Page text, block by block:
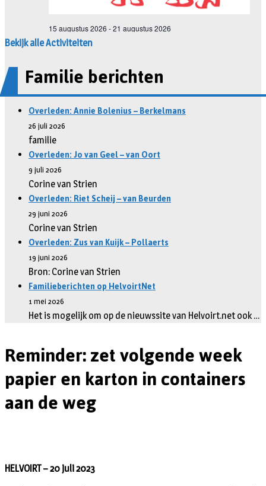
Bekijk alle Activiteiten
Familie berichten
Overleden: Annie Bolenius – Berkelmans
26 juli 2026
familie
Overleden: Jo van Geel – van Oort
9 juli 2026
Corine van Strien
Overleden: Riet Scheij – van Beurden
29 juni 2026
Corine van Strien
Overleden: Zus van Kuijk – Pollaerts
19 juni 2026
Bron: Corine van Strien
Familieberichten op HelvoirtNet
1 mei 2026
Het is mogelijk om op de nieuwssite van Helvoirt.net ook …
Reminder: zet volgende week
papier en karton in containers
aan de weg
HELVOIRT – 20 juli 2023